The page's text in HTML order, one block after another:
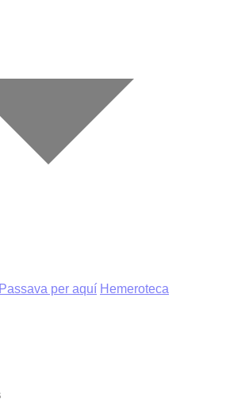
Passava per aquí Hemeroteca